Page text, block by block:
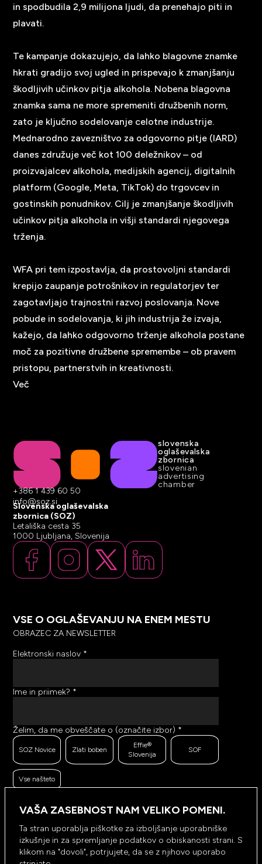
in spodbudila 2,9 milijona ljudi, da prenehajo piti in
plavati.
Te kampanje dokazujejo, da lahko blagovne znamke
hkrati gradijo svoj ugled in prispevajo k zmanjšanju
škodljivih učinkov pitja alkohola. Nobena blagovna
znamka sama ne more spremeniti družbenih norm,
zato je ključno sodelovanje celotne industrije.
Mednarodno zavezništvo za odgovorno pitje (IARD)
danes združuje več kot 100 deležnikov – od
proizvajalcev alkohola, medijskih agencij, digitalnih
platform (Google, Meta, TikTok) do trgovcev in
gostinskih ponudnikov. Cilj je zmanjšanje škodljivih
učinkov pitja alkohola in višji standardi njegovega
trženja.
WFA pri tem izpostavlja, da prostovoljni standardi
krepijo zaupanje potrošnikov in regulatorjev ter
zagotavljajo trajnostni razvoj poslovanja. Nove
pobude in sodelovanja, ki jih industrija že izvaja,
kažejo, da lahko odgovorno trženje alkohola postane
moč za pozitivne družbene spremembe – ob pravem
pristopu, partnerstvih in kreativnosti.
Več
slovenska
oglaševalska
zbornica
slovenian
advertising
chamber
+386 1 439 60 50
info@soz.si
Slovenska oglaševalska
zbornica (SOZ)
Letališka cesta 35
1000 Ljubljana, Slovenija
VSE O OGLAŠEVANJU NA ENEM MESTU
OBRAZEC ZA NEWSLETTER
Elektronski naslov *
Ime in priimek? *
SOZ Novice Zlati boben
Effie®
Slovenija
SOF
Vse našteto
Želim, da me obveščate o (označite izbor) *
Da, dovolim
Ne, ne
zanimivo vsebino, bi želeli meriti odzive na poslana
sporočila. Ali nam dovolite, da beležimo, hranimo
prikaze prejetih sporočil ter klike na povezave v
prejetih sporočilih? *
VAŠA ZASEBNOST NAM VELIKO POMENI.
Ta stran uporablja piškotke za izboljšanje uporabniške
izkušnje in za spremljanje podatkov o obiskanosti strani. S
klikom na "dovoli", potrjujete, da se z njihovo uporabo